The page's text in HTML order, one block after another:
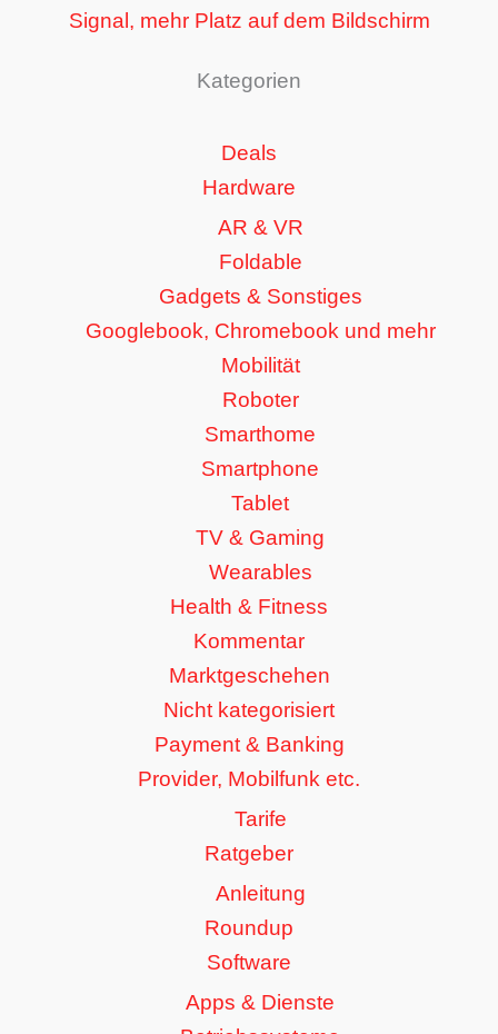
Signal, mehr Platz auf dem Bildschirm
Kategorien
Deals
Hardware
AR & VR
Foldable
Gadgets & Sonstiges
Googlebook, Chromebook und mehr
Mobilität
Roboter
Smarthome
Smartphone
Tablet
TV & Gaming
Wearables
Health & Fitness
Kommentar
Marktgeschehen
Nicht kategorisiert
Payment & Banking
Provider, Mobilfunk etc.
Tarife
Ratgeber
Anleitung
Roundup
Software
Apps & Dienste